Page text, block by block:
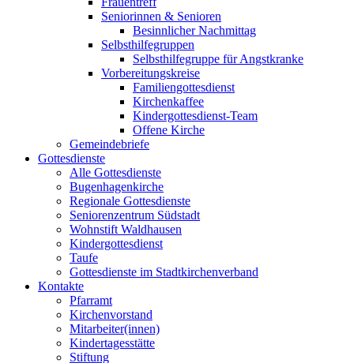
Seniorinnen & Senioren
Besinnlicher Nachmittag
Selbsthilfegruppen
Selbsthilfegruppe für Angstkranke
Vorbereitungskreise
Familiengottesdienst
Kirchenkaffee
Kindergottesdienst-Team
Offene Kirche
Gemeindebriefe
Gottesdienste
Alle Gottesdienste
Bugenhagenkirche
Regionale Gottesdienste
Seniorenzentrum Südstadt
Wohnstift Waldhausen
Kindergottesdienst
Taufe
Gottesdienste im Stadtkirchenverband
Kontakte
Pfarramt
Kirchenvorstand
Mitarbeiter(innen)
Kindertagesstätte
Stiftung